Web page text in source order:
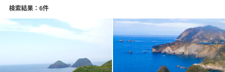
検索結果：6件